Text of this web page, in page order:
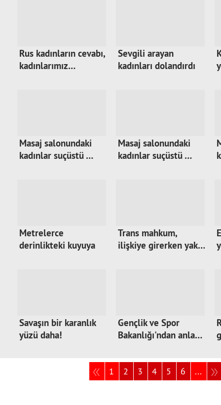
Rus kadınların cevabı,
kadınlarımız…
Sevgili arayan
kadınları dolandırdı
Masaj salonundaki
kadınlar suçüstü …
Masaj salonundaki
kadınlar suçüstü …
Metrelerce
derinlikteki kuyuya
Trans mahkum,
ilişkiye girerken yak…
Savaşın bir karanlık
yüzü daha!
Gençlik ve Spor
Bakanlığı'ndan anla…
1 2 3 4 5 6 ...